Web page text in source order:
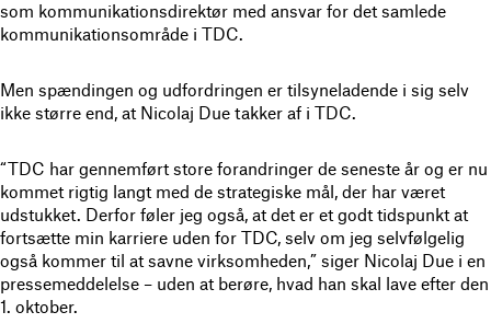
som kommunikationsdirektør med ansvar for det samlede
kommunikationsområde i TDC.
Men spændingen og udfordringen er tilsyneladende i sig selv
ikke større end, at Nicolaj Due takker af i TDC.
“TDC har gennemført store forandringer de seneste år og er nu
kommet rigtig langt med de strategiske mål, der har været
udstukket. Derfor føler jeg også, at det er et godt tidspunkt at
fortsætte min karriere uden for TDC, selv om jeg selvfølgelig
også kommer til at savne virksomheden,” siger Nicolaj Due i en
pressemeddelelse – uden at berøre, hvad han skal lave efter den
1. oktober.